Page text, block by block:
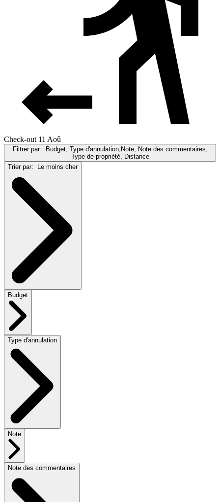
Check-out 11 Aoû
Filtrer par:
Budget, Type d'annulation,Note, Note des commentaires,
Type de propriété, Distance
Trier par:
Le moins cher
Budget
Type d'annulation
Note
Note des commentaires